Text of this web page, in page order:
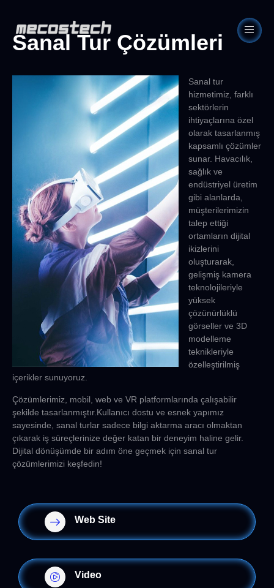
Sanal Tur Çözümleri
Sanal tur
hizmetimiz, farklı
sektörlerin
ihtiyaçlarına özel
olarak tasarlanmış
kapsamlı çözümler
sunar. Havacılık,
sağlık ve
endüstriyel üretim
gibi alanlarda,
müşterilerimizin
talep ettiği
ortamların dijital
ikizlerini
oluşturarak,
gelişmiş kamera
teknolojileriyle
yüksek
çözünürlüklü
görseller ve 3D
modelleme
teknikleriyle
özelleştirilmiş
içerikler sunuyoruz.
Çözümlerimiz, mobil, web ve VR platformlarında çalışabilir
şekilde tasarlanmıştır.Kullanıcı dostu ve esnek yapımız
sayesinde, sanal turlar sadece bilgi aktarma aracı olmaktan
çıkarak iş süreçlerinize değer katan bir deneyim haline gelir.
Dijital dönüşümde bir adım öne geçmek için sanal tur
çözümlerimizi keşfedin!
Web Site
Video